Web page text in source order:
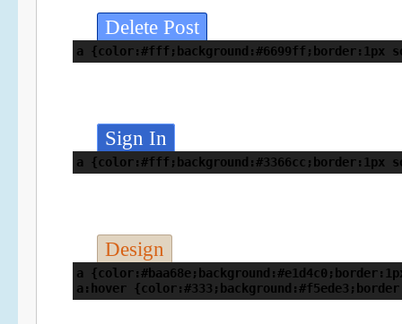
Delete Post
a {color:#fff;background:#6699ff;border:1px
Sign In
a
Design
a
a:hover